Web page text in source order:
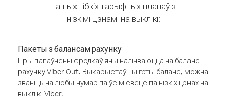
нашых гібкіх тарыфных планаў з
нізкімі цэнамі на выклікі:
Пакеты з балансам рахунку
Пры папаўненні сродкаў яны налічваюцца на баланс
рахунку Viber Out. Выкарыстаўшы гэты баланс, можна
званіць на любы нумар па ўсім свеце па нізкіх цэнах на
выклікі Viber.